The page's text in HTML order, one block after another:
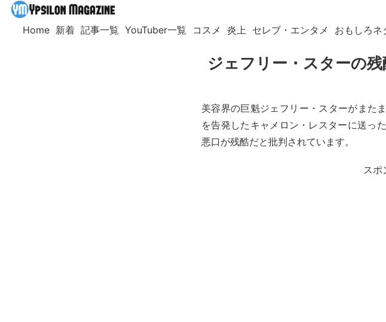
Home 新着 記事一覧 YouTuber一覧 コスメ 炎上 セレブ・エンタメ おもしろネ
ジェフリー・スターの
美容界の巨魁ジェフリー・スターがまた
を告発したキャメロン・レスターに送っ
悪口が残酷だと批判されています。
スポ